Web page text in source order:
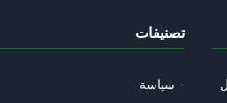
تصنيفات
سياسة -